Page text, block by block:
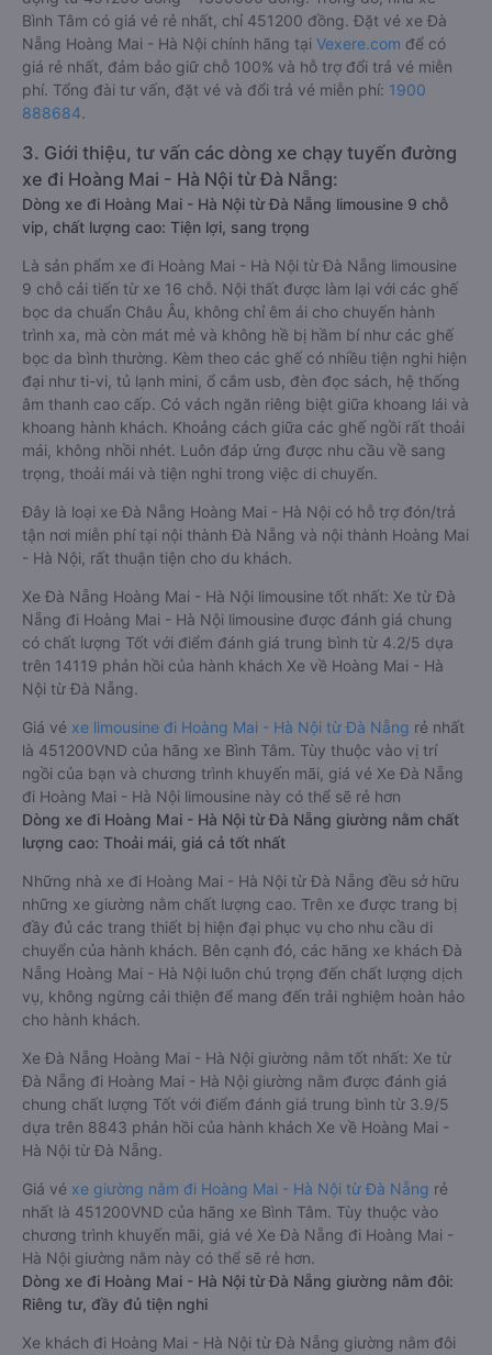
Bình Tâm có giá vé rẻ nhất, chỉ 451200 đồng. Đặt vé xe Đà
Nẵng Hoàng Mai - Hà Nội chính hãng tại Vexere.com để có
giá rẻ nhất, đảm bảo giữ chỗ 100% và hỗ trợ đổi trả vé miễn
phí. Tổng đài tư vấn, đặt vé và đổi trả vé miễn phí: 1900
888684.
3. Giới thiệu, tư vấn các dòng xe chạy tuyến đường
xe đi Hoàng Mai - Hà Nội từ Đà Nẵng:
Dòng xe đi Hoàng Mai - Hà Nội từ Đà Nẵng limousine 9 chỗ
vip, chất lượng cao: Tiện lợi, sang trọng
Là sản phẩm xe đi Hoàng Mai - Hà Nội từ Đà Nẵng limousine
9 chỗ cải tiến từ xe 16 chỗ. Nội thất được làm lại với các ghế
bọc da chuẩn Châu Âu, không chỉ êm ái cho chuyến hành
trình xa, mà còn mát mẻ và không hề bị hầm bí như các ghế
bọc da bình thường. Kèm theo các ghế có nhiều tiện nghi hiện
đại như ti-vi, tủ lạnh mini, ổ cắm usb, đèn đọc sách, hệ thống
âm thanh cao cấp. Có vách ngăn riêng biệt giữa khoang lái và
khoang hành khách. Khoảng cách giữa các ghế ngồi rất thoải
mái, không nhồi nhét. Luôn đáp ứng được nhu cầu về sang
trọng, thoải mái và tiện nghi trong việc di chuyển.
Đây là loại xe Đà Nẵng Hoàng Mai - Hà Nội có hỗ trợ đón/trả
tận nơi miễn phí tại nội thành Đà Nẵng và nội thành Hoàng Mai
- Hà Nội, rất thuận tiện cho du khách.
Xe Đà Nẵng Hoàng Mai - Hà Nội limousine tốt nhất: Xe từ Đà
Nẵng đi Hoàng Mai - Hà Nội limousine được đánh giá chung
có chất lượng Tốt với điểm đánh giá trung bình từ 4.2/5 dựa
trên 14119 phản hồi của hành khách Xe về Hoàng Mai - Hà
Nội từ Đà Nẵng.
Giá vé xe limousine đi Hoàng Mai - Hà Nội từ Đà Nẵng rẻ nhất
là 451200VND của hãng xe Bình Tâm. Tùy thuộc vào vị trí
ngồi của bạn và chương trình khuyến mãi, giá vé Xe Đà Nẵng
đi Hoàng Mai - Hà Nội limousine này có thể sẽ rẻ hơn
Dòng xe đi Hoàng Mai - Hà Nội từ Đà Nẵng giường nằm chất
lượng cao: Thoải mái, giá cả tốt nhất
Những nhà xe đi Hoàng Mai - Hà Nội từ Đà Nẵng đều sở hữu
những xe giường nằm chất lượng cao. Trên xe được trang bị
đầy đủ các trang thiết bị hiện đại phục vụ cho nhu cầu di
chuyển của hành khách. Bên cạnh đó, các hãng xe khách Đà
Nẵng Hoàng Mai - Hà Nội luôn chú trọng đến chất lượng dịch
vụ, không ngừng cải thiện để mang đến trải nghiệm hoàn hảo
cho hành khách.
Xe Đà Nẵng Hoàng Mai - Hà Nội giường nằm tốt nhất: Xe từ
Đà Nẵng đi Hoàng Mai - Hà Nội giường nằm được đánh giá
chung chất lượng Tốt với điểm đánh giá trung bình từ 3.9/5
dựa trên 8843 phản hồi của hành khách Xe về Hoàng Mai -
Hà Nội từ Đà Nẵng.
Giá vé xe giường nằm đi Hoàng Mai - Hà Nội từ Đà Nẵng rẻ
nhất là 451200VND của hãng xe Bình Tâm. Tùy thuộc vào
chương trình khuyến mãi, giá vé Xe Đà Nẵng đi Hoàng Mai -
Hà Nội giường nằm này có thể sẽ rẻ hơn.
Dòng xe đi Hoàng Mai - Hà Nội từ Đà Nẵng giường nằm đôi:
Riêng tư, đầy đủ tiện nghi
Xe khách đi Hoàng Mai - Hà Nội từ Đà Nẵng giường nằm đôi